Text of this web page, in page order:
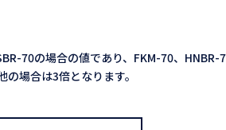
70の場合の値であり、FKM-70、HNBR-
場合は3倍となります。